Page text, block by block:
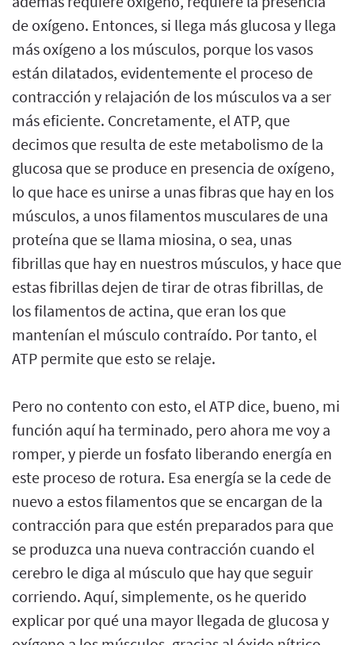
de oxígeno. Entonces, si llega más glucosa y llega
más oxígeno a los músculos, porque los vasos
están dilatados, evidentemente el proceso de
contracción y relajación de los músculos va a ser
más eficiente. Concretamente, el ATP, que
decimos que resulta de este metabolismo de la
glucosa que se produce en presencia de oxígeno,
lo que hace es unirse a unas fibras que hay en los
músculos, a unos filamentos musculares de una
proteína que se llama miosina, o sea, unas
fibrillas que hay en nuestros músculos, y hace que
estas fibrillas dejen de tirar de otras fibrillas, de
los filamentos de actina, que eran los que
mantenían el músculo contraído. Por tanto, el
ATP permite que esto se relaje.
Pero no contento con esto, el ATP dice, bueno, mi
función aquí ha terminado, pero ahora me voy a
romper, y pierde un fosfato liberando energía en
este proceso de rotura. Esa energía se la cede de
nuevo a estos filamentos que se encargan de la
contracción para que estén preparados para que
se produzca una nueva contracción cuando el
cerebro le diga al músculo que hay que seguir
corriendo. Aquí, simplemente, os he querido
explicar por qué una mayor llegada de glucosa y